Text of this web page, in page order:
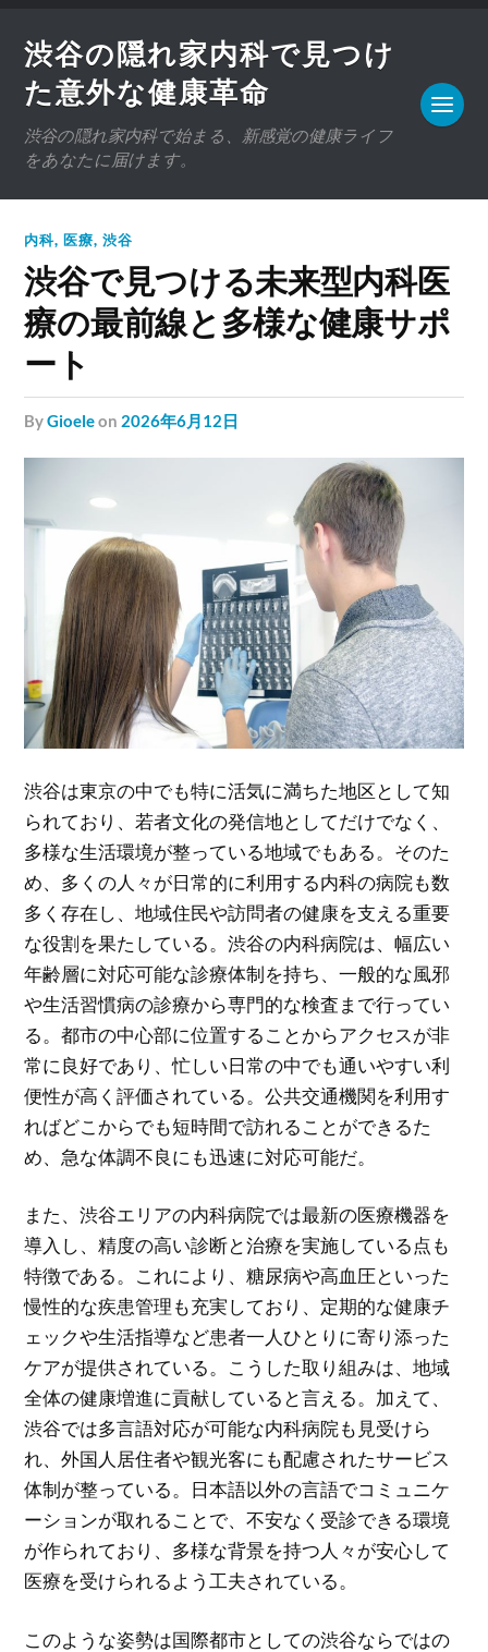
渋谷の隠れ家内科で見つけ
た意外な健康革命
渋谷の隠れ家内科で始まる、新感覚の健康ライフ
をあなたに届けます。
内科, 医療,渋谷
渋谷で見つける未来型内科医
療の最前線と多様な健康サポ
ート
byGioeleon 2026年6月12日
渋谷は東京の中でも特に活気に満ちた地区として知
られており、若者文化の発信地としてだけでなく、
多様な生活環境が整っている地域でもある。 そのた
め、多くの人々が日常的に利用する内科の病院も数
多く存在し、地域住民や訪問者の健康を支える重要
な役割を果たしている。渋谷の内科病院は、幅広い
年齢層に対応可能な診療体制を持ち、一般的な風邪
や生活習慣病の診療から専門的な検査まで行ってい
る。都市の中心部に位置することからアクセスが非
常に良好であり、忙しい日常の中でも通いやすい利
便性が高く評価されている。公共交通機関を利用す
ればどこからでも短時間で訪れることができるた
め、急な体調不良にも迅速に対応可能だ。
また、渋谷エリアの内科病院では最新の医療機器を
導入し、精度の高い診断と治療を実施している点も
特徴である。これにより、糖尿病や高血圧といった
慢性的な疾患管理も充実しており、定期的な健康チ
ェックや生活指導など患者一人ひとりに寄り添った
ケアが提供されている。こうした取り組みは、地域
全体の健康増進に貢献していると言える。加えて、
渋谷では多言語対応が可能な内科病院も見受けら
れ、外国人居住者や観光客にも配慮されたサービス
体制が整っている。日本語以外の言語でコミュニケ
ーションが取れることで、不安なく受診できる環境
が作られており、多様な背景を持つ人々が安心して
医療を受けられるよう工夫されている。
このような姿勢は国際都市としての渋谷ならではの